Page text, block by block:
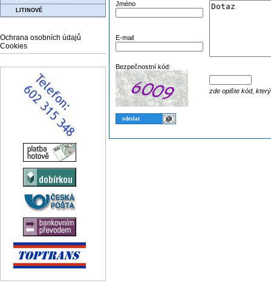
LITINOVÉ
Ochrana osobních údajů
Cookies
Jméno
E-mail
Bezpečnostní kód:
zde opište kód,